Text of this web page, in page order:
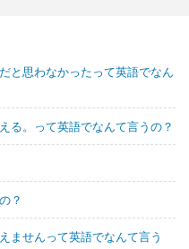
と思わなかったって英語でなん
る。って英語でなんて言うの？
？
ませんって英語でなんて言う